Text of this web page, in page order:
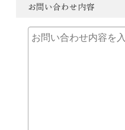
お問い合わせ内容